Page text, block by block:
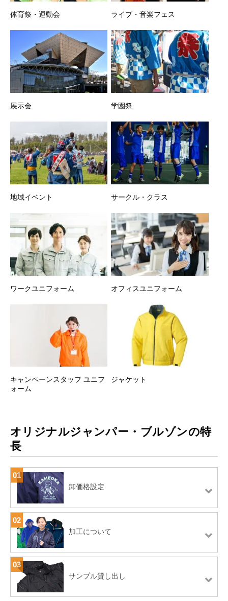
体育祭・運動会 ライブ・音楽フェス
展示会 学園祭
地域イベント サークル・クラス
ワークユニフォーム オフィスユニフォーム
キャンペーンスタッフ ユニフ
ォーム
ジャケット
オリジナルジャンパー・ブルゾンの特
長
01
卸価格設定
02
加工について
03
サンプル貸し出し